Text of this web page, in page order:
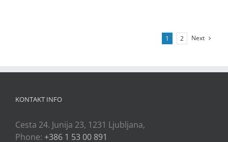
1 2 Next
KONTAKT INFO
Cesta 24. Junija 23, 1231 Ljubljana,
Phone: +386 1 53 00 891